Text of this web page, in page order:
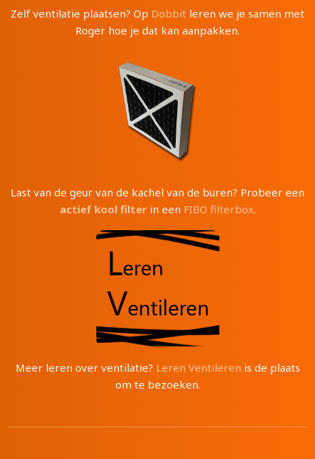
Zelf ventilatie plaatsen? Op Dobbit leren we je samen met
Roger hoe je dat kan aanpakken.
Last van de geur van de kachel van de buren? Probeer een
actief kool filterin een FIBO filterbox.
Meer leren over ventilatie? Leren Ventileren is de plaats
om te bezoeken.